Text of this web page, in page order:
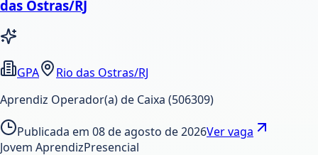
das Ostras/RJ
GPA
Rio das Ostras/RJ
Aprendiz Operador(a) de Caixa (506309)
Publicada em 08 de agosto de 2026Ver vaga
Jovem AprendizPresencial